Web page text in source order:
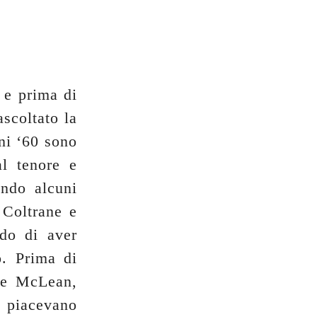
prima di
la
‘60 sono
tenore e
alcuni
e
di aver
Prima di
McLean,